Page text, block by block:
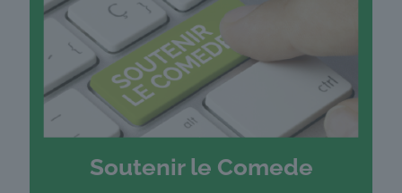
Soutenir le Comede